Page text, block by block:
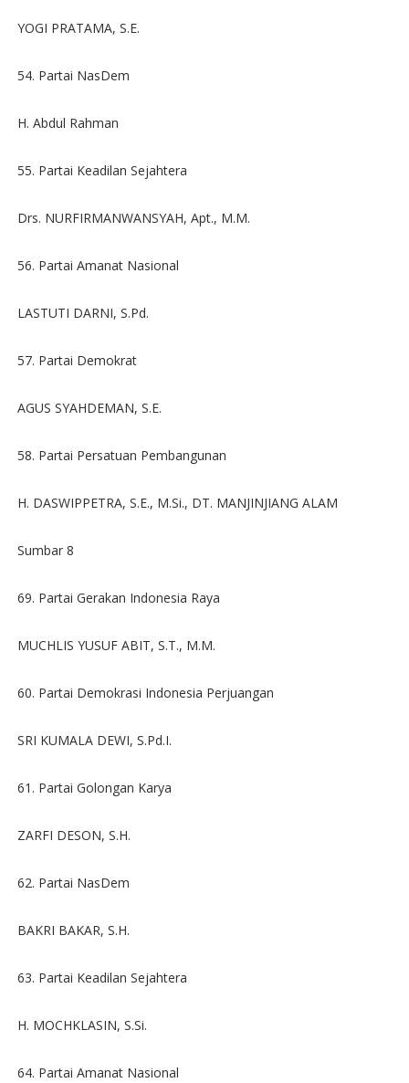
YOGI PRATAMA, S.E.
54. Partai NasDem
H. Abdul Rahman
55. Partai Keadilan Sejahtera
Drs. NURFIRMANWANSYAH, Apt., M.M.
56. Partai Amanat Nasional
LASTUTI DARNI, S.Pd.
57. Partai Demokrat
AGUS SYAHDEMAN, S.E.
58. Partai Persatuan Pembangunan
H. DASWIPPETRA, S.E., M.Si., DT. MANJINJIANG ALAM
Sumbar 8
69. Partai Gerakan Indonesia Raya
MUCHLIS YUSUF ABIT, S.T., M.M.
60. Partai Demokrasi Indonesia Perjuangan
SRI KUMALA DEWI, S.Pd.I.
61. Partai Golongan Karya
ZARFI DESON, S.H.
62. Partai NasDem
BAKRI BAKAR, S.H.
63. Partai Keadilan Sejahtera
H. MOCHKLASIN, S.Si.
64. Partai Amanat Nasional